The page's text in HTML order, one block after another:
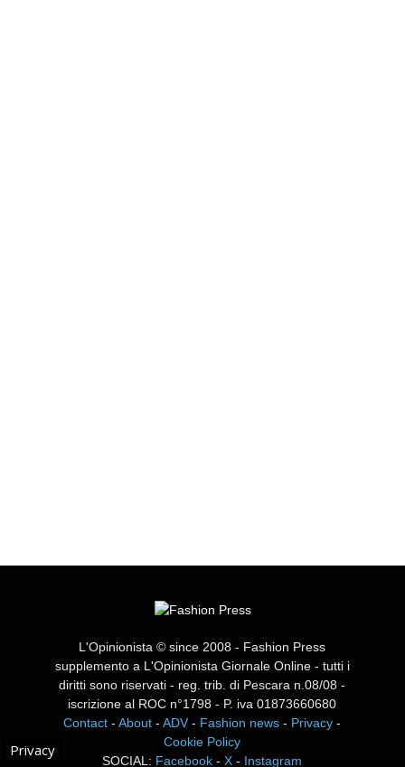
L'Opinionista © since 2008 - Fashion Press
supplemento a L'Opinionista Giornale Online - tutti i
diritti sono riservati - reg. trib. di Pescara n.08/08 -
iscrizione al ROC n°1798 - P. iva 01873660680
Contact -About -ADV - Fashion news - Privacy -
Cookie Policy
SOCIAL: Facebook -X - Instagram
Privacy